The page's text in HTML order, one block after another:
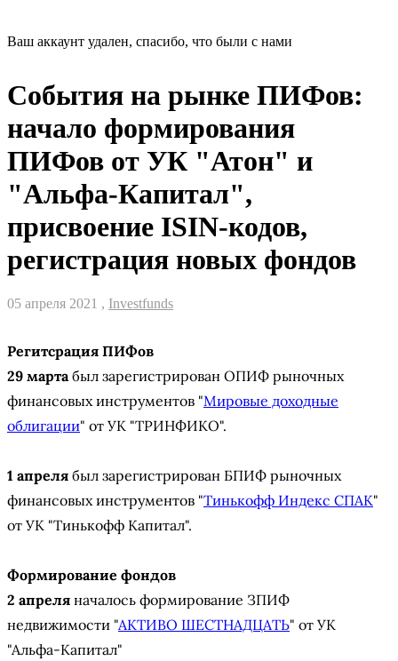
Ваш аккаунт удален, спасибо, что были с нами
События на рынке ПИФов:
начало формирования
ПИФов от УК "Атон" и
"Альфа-Капитал",
присвоение ISIN-кодов,
регистрация новых фондов
05 апреля 2021 , Investfunds
Регитсрация ПИФов
29 марта был зарегистрирован ОПИФ рыночных
финансовых инструментов "Мировые доходные
облигации" от УК "ТРИНФИКО".
1 апреля был зарегистрирован БПИФ рыночных
финансовых инструментов "Тинькофф Индекс СПАК"
от УК "Тинькофф Капитал".
Формирование фондов
2 апреля началось формирование ЗПИФ
недвижимости "АКТИВО ШЕСТНАДЦАТЬ" от УК
"Альфа-Капитал"